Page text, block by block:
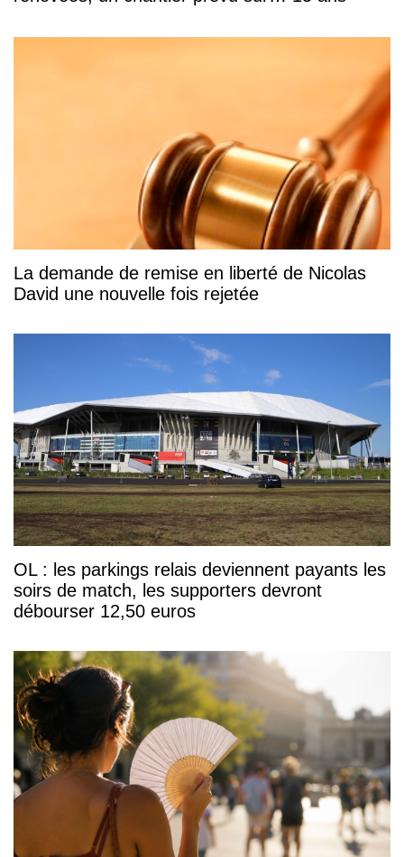
La demande de remise en liberté de Nicolas
David une nouvelle fois rejetée
OL : les parkings relais deviennent payants les
soirs de match, les supporters devront
débourser 12,50 euros